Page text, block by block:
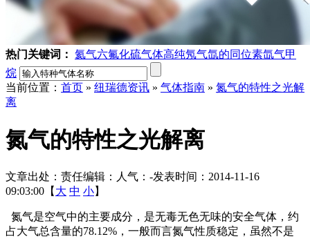
热门关键词： 氦气六氟化硫气体高纯氖气氙的同位素氙气甲
烷
当前位置： 首页 » 纽瑞德资讯 » 气体指南 » 氮气的特性之光解
离
氮气的特性之光解离
文章出处： 责任编辑： 人气： -发表时间：2014-11-16
09:03:00【 大 中 小】
氮气是空气中的主要成分，是无毒无色无味的安全气体，约
占大气总含量的78.12%，一般而言氮气性质稳定，虽然不是